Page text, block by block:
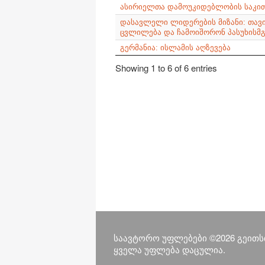
ასირიელთა დამოუკიდებლობის
დასავლელი ლიდერების მიზანი:
ცვლილება და ჩამოიშორონ
გერმანია: ისლამის აღზევება
Showing 1 to 6 of 6 entries
საავტორო უფლებები ©2026
ყველა უფლება დაცულია.